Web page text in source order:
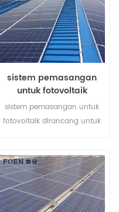
sistem pemasangan
untuk fotovoltaik
sistem pemasangan untuk
fotovoltaik dirancang untuk
mudah, catu daya besar,
stabil dan begitu seterusnya.